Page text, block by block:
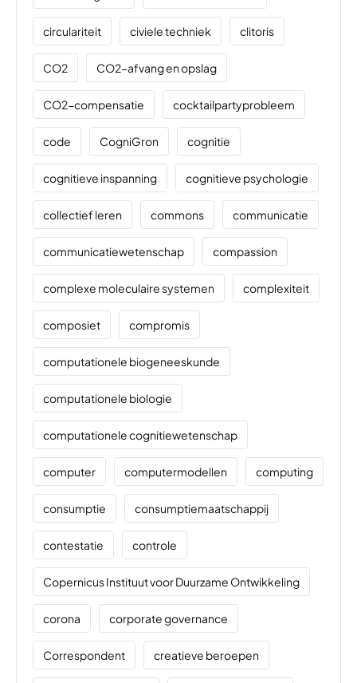
circulariteit civiele techniek clitoris
CO2 CO2-afvang en opslag
CO2-compensatie cocktailpartyprobleem
code CogniGron cognitie
cognitieve inspanning cognitieve psychologie
collectief leren commons communicatie
communicatiewetenschap compassion
complexe moleculaire systemen complexiteit
composiet compromis
computationele biogeneeskunde
computationele biologie
computationele cognitiewetenschap
computer computermodellen computing
consumptie consumptiemaatschappij
contestatie controle
Copernicus Instituut voor Duurzame Ontwikkeling
corona corporate governance
Correspondent creatieve beroepen